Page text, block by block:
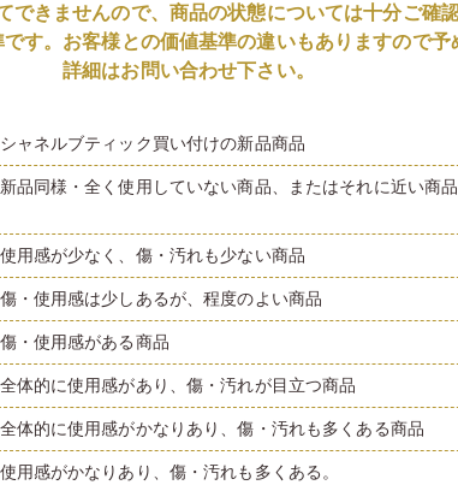
できませんので、商品の状態については十分ご確
す。お客様との価値基準の違いもありますので予
詳細はお問い合わせ下さい。
シャネルブティック買い付けの新品商品
新品同様・全く使用していない商品、またはそれに近い商品
使用感が少なく、傷・汚れも少ない商品
傷・使用感は少しあるが、程度のよい商品
傷・使用感がある商品
全体的に使用感があり、傷・汚れが目立つ商品
全体的に使用感がかなりあり、傷・汚れも多くある商品
使用感がかなりあり、傷・汚れも多くある。